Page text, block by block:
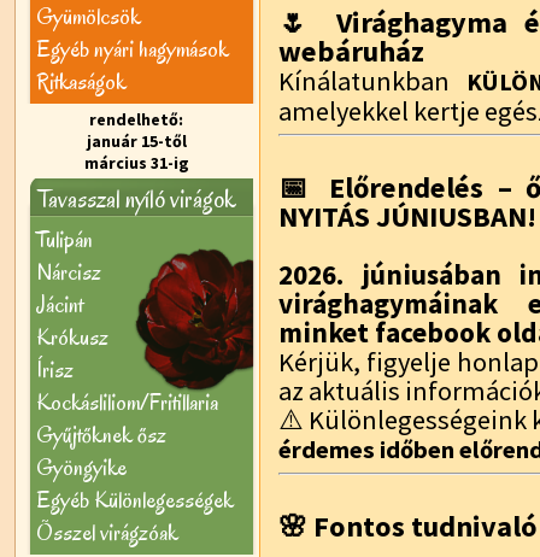
Gyümölcsök
Egyéb nyári hagymások
Ritkaságok
rendelhető:
január 15-től
március 31-ig
Tavasszal nyíló virágok
Tulipán
Nárcisz
Jácint
Krókusz
Írisz
Kockásliliom/Fritillaria
Gyűjtőknek ősz
Gyöngyike
Egyéb Különlegességek
Õsszel virágzóak
🌷 Virághagyma
webáruház
Kínálatunkban
amelyekkel kertje
📅 Előrendelés –
NYITÁS JÚNIUSBAN!
2026. júniusában
virághagymáinak
minket facebook
Kérjük, figyelje
az aktuális
⚠️ Különlegességeink
érdemes időben
🌸 Fontos